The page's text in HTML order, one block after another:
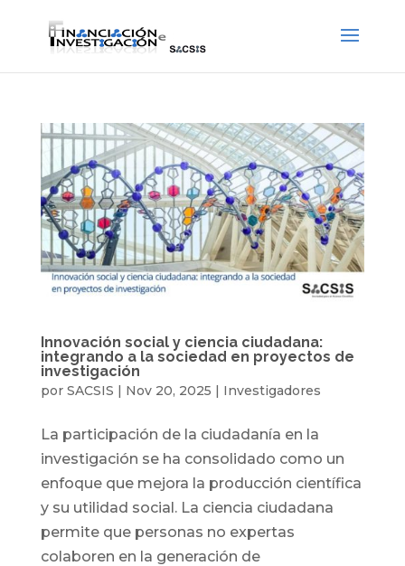
Innovación social y ciencia ciudadana:
integrando a la sociedad en proyectos de
investigación
por SACSIS | Nov 20, 2025 | Investigadores
La participación de la ciudadanía en la
investigación se ha consolidado como un
enfoque que mejora la producción científica
y su utilidad social. La ciencia ciudadana
permite que personas no expertas
colaboren en la generación de